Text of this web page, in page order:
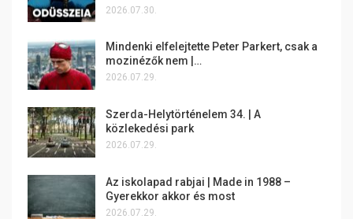
2026.07.30.
Mindenki elfelejtette Peter Parkert, csak a
mozinézők nem |…
2026.07.29.
Szerda-Helytörténelem 34. | A
közlekedési park
2026.07.29.
Az iskolapad rabjai | Made in 1988 –
Gyerekkor akkor és most
2026.07.29.